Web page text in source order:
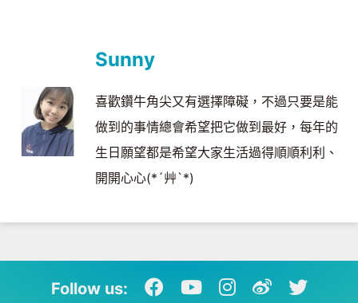
Sunny
喜歡鑽牛角尖又有選擇障礙，不過只要是能
做到的事情總會希望把它做到最好，每年的
生日願望都是希望大家生活過得順順利利、
開開心心(*´艸`*)
Follow us: